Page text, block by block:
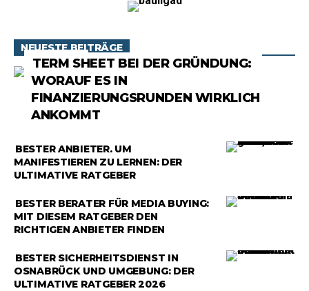
NEUESTE BEITRÄGE
TERM SHEET BEI DER GRÜNDUNG:
WORAUF ES IN
FINANZIERUNGSRUNDEN WIRKLICH
ANKOMMT
RATGEBER
BESTER ANBIETER, UM
MANIFESTIEREN ZU LERNEN: DER
ULTIMATIVE RATGEBER
RATGEBER
BESTER BERATER FÜR MEDIA BUYING:
MIT DIESEM RATGEBER DEN
RICHTIGEN ANBIETER FINDEN
RATGEBER
BESTER SICHERHEITSDIENST IN
OSNABRÜCK UND UMGEBUNG: DER
ULTIMATIVE RATGEBER 2026